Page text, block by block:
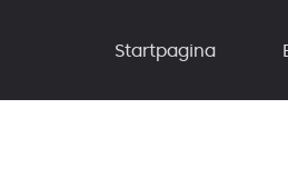
Startpagina